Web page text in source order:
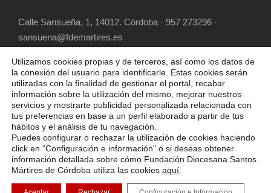
Calle Sansueña, 1, 14012. Córdoba · 957 273296 ·
sansuena@fdemartires.es
COPYRIGHT 2025 FUNDACIÓN DIOCESANA
SANTOS MÁRTIRES, ALL RIGHT RESERVED
POLÍTICA DE COOKIES AVISO LEGAL
POLÍTICA DE PRIVACIDAD
Utilizamos cookies propias y de terceros, así como los datos de
la conexión del usuario para identificarle. Estas cookies serán
utilizadas con la finalidad de gestionar el portal, recabar
información sobre la utilización del mismo, mejorar nuestros
servicios y mostrarte publicidad personalizada relacionada con
tus preferencias en base a un perfil elaborado a partir de tus
hábitos y el análisis de tu navegación.
Puedes configurar o rechazar la utilización de cookies haciendo
click en “Configuración e información" o si deseas obtener
información detallada sobre cómo Fundación Diocesana Santos
Mártires de Córdoba utiliza las cookies aquí